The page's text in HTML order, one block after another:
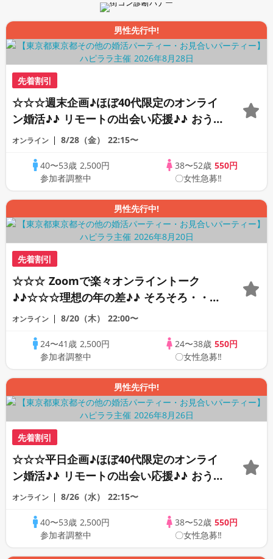
男性先行中!
先着割引
☆☆☆週末企画♪ほぼ40代限定のオンライ
ン婚活♪♪ リモートの出会い応援♪♪ おう
ちで乾杯しませんか♪♪ ☆全国の方が対象
PARTY!!
オンライン 8/28（金） 22:15〜
40〜53歳 2,500円
参加者調整中
38〜52歳 550円
〇女性急募‼
男性先行中!
先着割引
☆☆☆ Zoomで楽々オンライントーク
♪♪☆☆☆理想の年の差♪♪ そろそろ・・・
素敵な恋人見つけたい♪ ♪☆カジュアルな
行あり♪♪
オンライン 8/20（木） 22:00〜
24〜41歳 2,500円
参加者調整中
24〜38歳 550円
〇女性急募‼
男性先行中!
先着割引
☆☆☆平日企画♪ほぼ40代限定のオンライ
ン婚活♪♪ リモートの出会い応援♪♪ おう
ちで乾杯しませんか♪♪ ☆全国の方が対象
PARTY!!
オンライン 8/26（水） 22:15〜
40〜53歳 2,500円
参加者調整中
38〜52歳 550円
〇女性急募‼